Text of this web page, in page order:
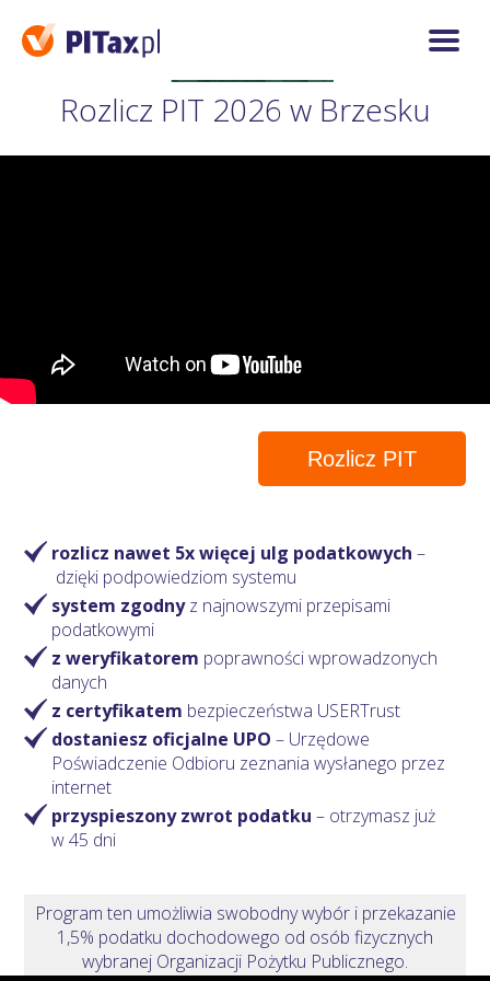
Rozlicz PIT 2026 w Brzesku
Rozlicz PIT
rozlicz nawet 5x więcej ulg podatkowych–
dzięki podpowiedziom systemu
system zgodnyz najnowszymi przepisami
podatkowymi
z weryfikatorem poprawności wprowadzonych
danych
z certyfikatem bezpieczeństwa USERTrust
dostaniesz oficjalne UPO – Urzędowe
Poświadczenie Odbioru zeznania wysłanego przez
internet
przyspieszony zwrot podatku – otrzymasz już
w 45 dni
Program ten umożliwia swobodny wybór i przekazanie
1,5% podatku dochodowego od osób fizycznych
wybranej Organizacji Pożytku Publicznego.